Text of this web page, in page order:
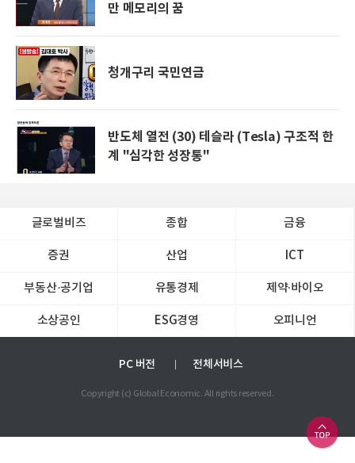
만 메모리의 꿈
청개구리 국민연금
반도체 열전 (30) 테슬라 (Tesla) 구조적 한
계 "심각한 성장통"
글로벌비즈 종합 금융
증권 산업 ICT
부동산·공기업 유통경제 제약∙바이오
소상공인 ESG경영 오피니언
PC 버전 전체서비스
Copyright (c) Global Economic. All rights reserved.